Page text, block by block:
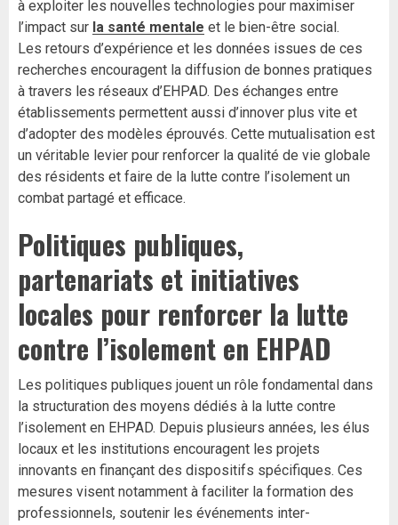
à exploiter les nouvelles technologies pour maximiser
l’impact sur la santé mentale et le bien-être social.
Les retours d’expérience et les données issues de ces
recherches encouragent la diffusion de bonnes pratiques
à travers les réseaux d’EHPAD. Des échanges entre
établissements permettent aussi d’innover plus vite et
d’adopter des modèles éprouvés. Cette mutualisation est
un véritable levier pour renforcer la qualité de vie globale
des résidents et faire de la lutte contre l’isolement un
combat partagé et efficace.
Politiques publiques,
partenariats et initiatives
locales pour renforcer la lutte
contre l’isolement en EHPAD
Les politiques publiques jouent un rôle fondamental dans
la structuration des moyens dédiés à la lutte contre
l’isolement en EHPAD. Depuis plusieurs années, les élus
locaux et les institutions encouragent les projets
innovants en finançant des dispositifs spécifiques. Ces
mesures visent notamment à faciliter la formation des
professionnels, soutenir les événements inter-